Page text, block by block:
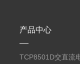
产品中心
TCP8501D交直流